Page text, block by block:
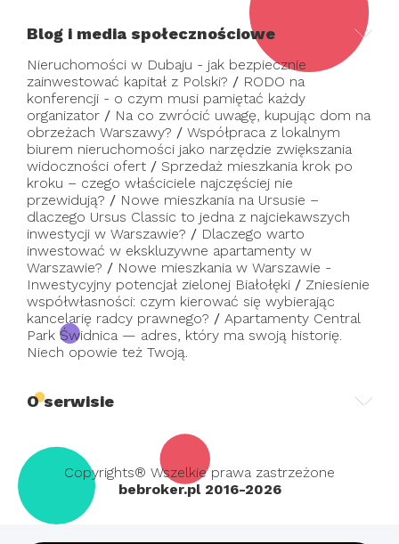
Blog i media społecznościowe
Nieruchomości w Dubaju - jak bezpiecznie
zainwestować kapitał z Polski? / RODO na
konferencji - o czym musi pamiętać każdy
organizator / Na co zwrócić uwagę, kupując dom na
obrzeżach Warszawy? / Współpraca z lokalnym
biurem nieruchomości jako narzędzie zwiększania
widoczności ofert / Sprzedaż mieszkania krok po
kroku – czego właściciele najczęściej nie
przewidują? / Nowe mieszkania na Ursusie –
dlaczego Ursus Classic to jedna z najciekawszych
inwestycji w Warszawie? / Dlaczego warto
inwestować w ekskluzywne apartamenty w
Warszawie? / Nowe mieszkania w Warszawie -
Inwestycyjny potencjał zielonej Białołęki / Zniesienie
współwłasności: czym kierować się wybierając
kancelarię radcy prawnego? / Apartamenty Central
Park Świdnica — adres, który ma swoją historię.
Niech opowie też Twoją.
O serwisie
Copyrights® Wszelkie prawa zastrzeżone
bebroker.pl 2016-2026